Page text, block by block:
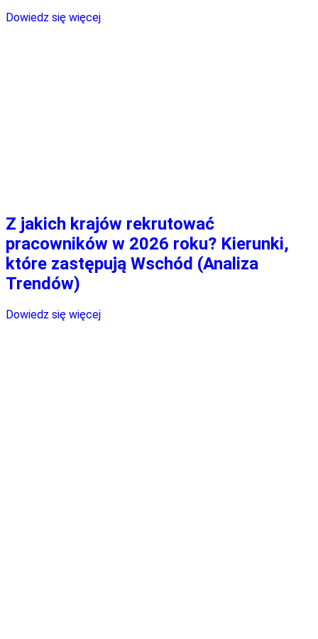
Dowiedz się więcej
Z jakich krajów rekrutować
pracowników w 2026 roku? Kierunki,
które zastępują Wschód (Analiza
Trendów)
Dowiedz się więcej